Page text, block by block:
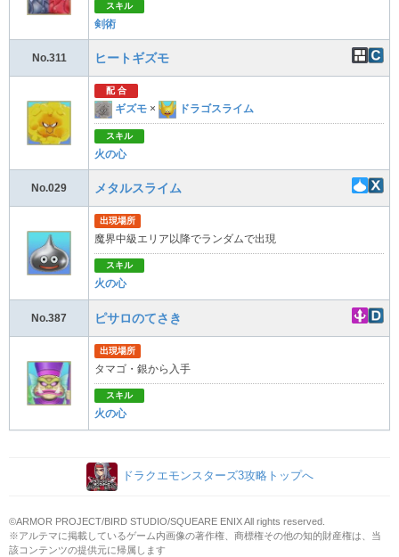
スキル
剣術
No.311 ヒートギズモ
配 合
ギズモ × ドラゴスライム
スキル
火の心
No.029 メタルスライム
出現場所
魔界中級エリア以降でランダムで出現
スキル
火の心
No.387 ピサロのてさき
出現場所
タマゴ・銀から入手
スキル
火の心
ドラクエモンスターズ3攻略トップへ
©ARMOR PROJECT/BIRD STUDIO/SQUEARE ENIX All rights reserved.
※アルテマに掲載しているゲーム内画像の著作権、商標権その他の知的財産権は、当
該コンテンツの提供元に帰属します